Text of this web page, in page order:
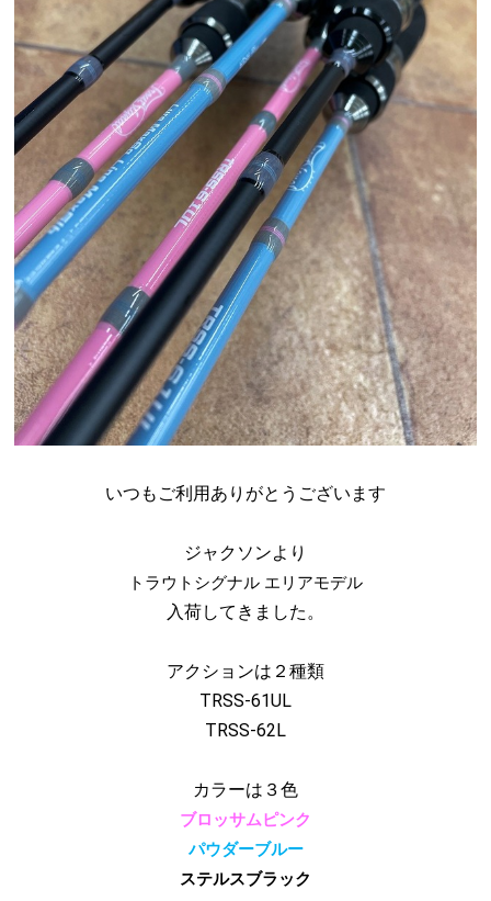
いつもご利用ありがとうございます
ジャクソンより
トラウトシグナル エリアモデル
入荷してきました。
アクションは２種類
TRSS-61UL
TRSS-62L
カラーは３色
ブロッサムピンク
パウダーブルー
ステルスブラック